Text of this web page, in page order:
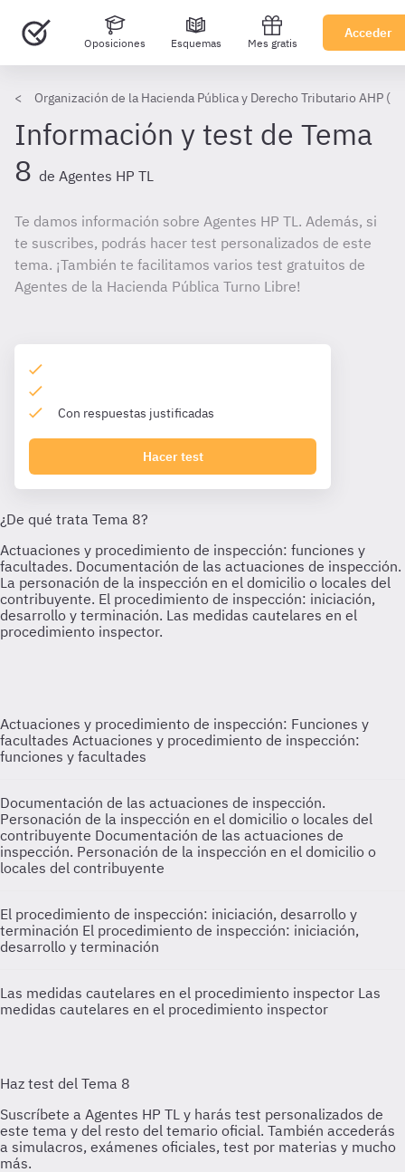
Oposiciones Esquemas Mes gratis
Acceder
Organización de la Hacienda Pública y Derecho Tributario AHP
Información y test de Tema
8 de Agentes HP TL
Te damos información sobre Agentes HP TL. Además, si
te suscribes, podrás hacer test personalizados de este
tema. ¡También te facilitamos varios test gratuitos de
Agentes de la Hacienda Pública Turno Libre!
Con respuestas justificadas
Hacer test
Actuaciones y procedimiento de inspección: Funciones y
facultades Actuaciones y procedimiento de inspección:
funciones y facultades
Documentación de las actuaciones de inspección.
Personación de la inspección en el domicilio o locales del
contribuyente Documentación de las actuaciones de
inspección. Personación de la inspección en el domicilio o
locales del contribuyente
El procedimiento de inspección: iniciación, desarrollo y
terminación El procedimiento de inspección: iniciación,
desarrollo y terminación
Las medidas cautelares en el procedimiento inspector Las
medidas cautelares en el procedimiento inspector